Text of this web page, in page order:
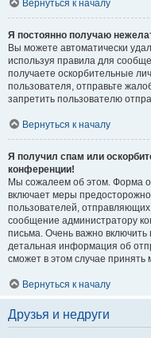
Вернуться к началу
Я постоянно получаю
Вы можете автоматически
используя правила для
получаете оскорбительные
пользователя, отправьте
запретить пользователю
Вернуться к началу
Я получил спам или
конференции!
Мы сожалеем об этом. Форма
включает меры
пользователей,
сообщение администратору
письма. Очень важно включить
детальная информация об
сможет в этом случае принять
Вернуться к началу
Друзья и недруги